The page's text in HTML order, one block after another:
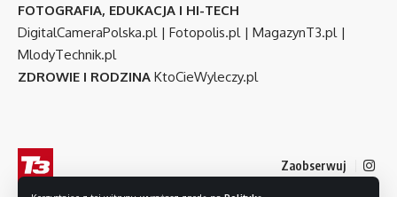
FOTOGRAFIA, EDUKACJA I HI-TECH
DigitalCameraPolska.pl| Fotopolis.pl| MagazynT3.pl|
MlodyTechnik.pl
ZDROWIE I RODZINA KtoCieWyleczy.pl
Zaobserwuj